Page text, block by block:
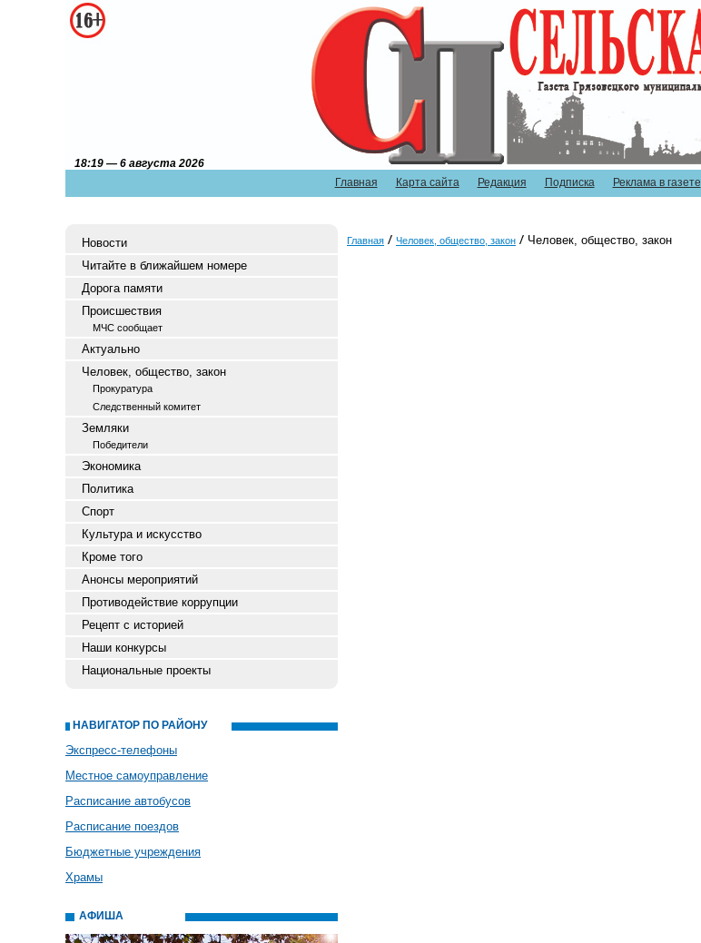
Главная Карта сайта Редакция Подписка Реклама в газете
18:19 — 6 августа 2026
Новости
Читайте в ближайшем номере
Дорога памяти
Происшествия
МЧС сообщает
Актуально
Человек, общество, закон
Прокуратура
Следственный комитет
Земляки
Победители
Экономика
Политика
Спорт
Культура и искусство
Кроме того
Анонсы мероприятий
Противодействие коррупции
Рецепт с историей
Наши конкурсы
Национальные проекты
НАВИГАТОР ПО РАЙОНУ
Экспресс-телефоны
Местное самоуправление
Расписание автобусов
Расписание поездов
Бюджетные учреждения
Храмы
АФИША
Главная Человек, общество, закон Человек, общество, закон